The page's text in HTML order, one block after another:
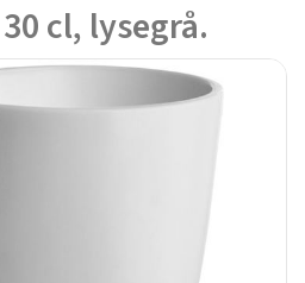
cl, lysegrå.